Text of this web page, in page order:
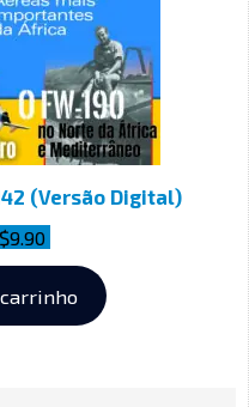
(Versão Digital)
9.90